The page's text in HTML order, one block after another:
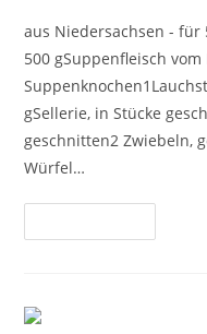
aus Niedersachsen -
500 gSuppenfleisch vom
gSellerie, in Stücke
geschnitten2 Zwiebeln,
Würfel…